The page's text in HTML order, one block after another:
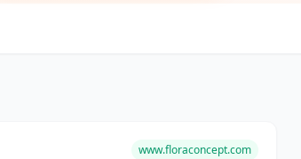
www.floraconcept.com